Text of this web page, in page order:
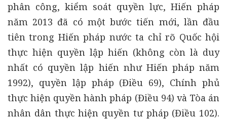
phân công, kiểm soát quyền lực, Hiến pháp
năm 2013 đã có một bước tiến mới, lần đầu
tiên trong Hiến pháp nước ta chỉ rõ Quốc hội
thực hiện quyền lập hiến (không còn là duy
nhất có quyền lập hiến như Hiến pháp năm
1992), quyền lập pháp (Điều 69), Chính phủ
thực hiện quyền hành pháp (Điều 94) và Tòa án
nhân dân thực hiện quyền tư pháp (Điều 102).